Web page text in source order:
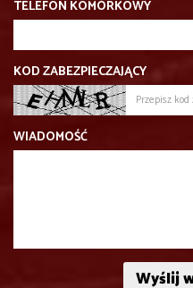
TELEFON KOMÓRKOWY
KOD ZABEZPIECZAJĄCY
WIADOMOŚĆ